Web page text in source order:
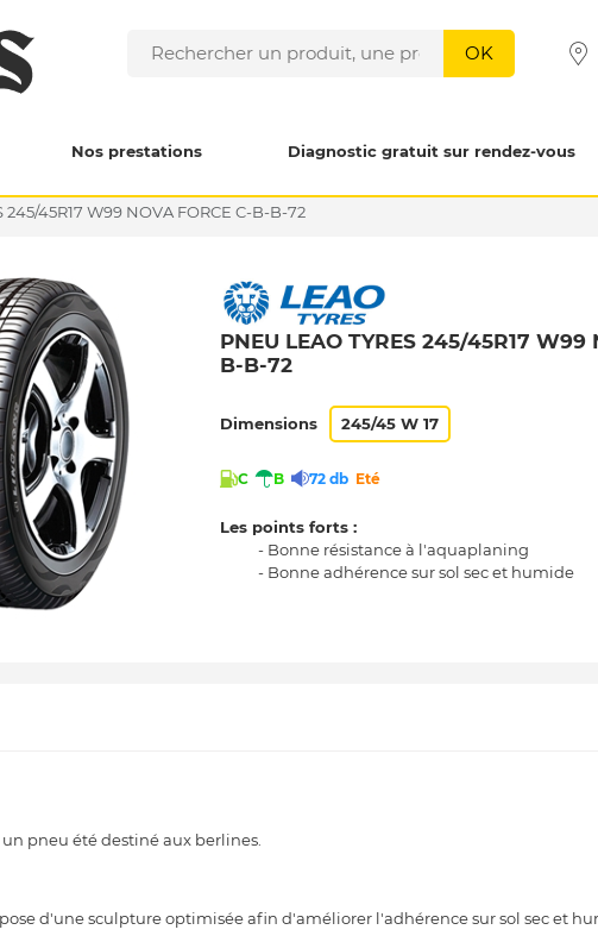
OK
Nos prestations Diagnostic gratuit sur rendez-vous
245/45R17 W99 NOVA FORCE C-B-B-72
PNEU LEAO TYRES 245/45R17 W99
B-B-72
Dimensions 245/45 W 17
C B 72 db Eté
Les points forts :
- Bonne résistance à l'aquaplaning
- Bonne adhérence sur sol sec et humide
pneu été destiné aux berlines.
d'une sculpture optimisée afin d'améliorer l'adhérence sur sol sec et